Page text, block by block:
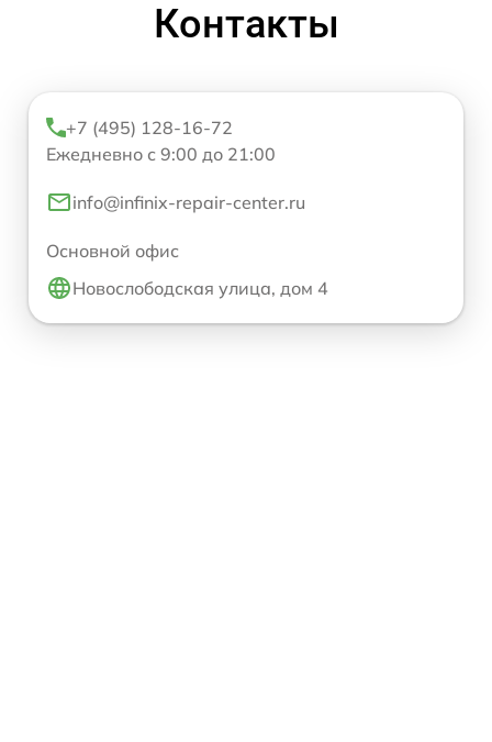
Контакты
+7 (495) 128-16-72
Ежедневно с 9:00 до 21:00
info@infinix-repair-center.ru
Основной офис
Новослободская улица, дом 4